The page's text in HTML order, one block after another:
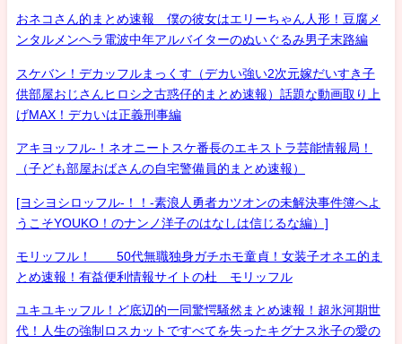
おネコさん的まとめ速報 僕の彼女はエリーちゃん人形！豆腐メ
ンタルメンヘラ電波中年アルバイターのぬいぐるみ男子末路編
スケバン！デカッフルまっくす（デカい強い2次元嫁だいすき子
供部屋おじさんヒロシ之古惑仔的まとめ速報）話題な動画取り上
げMAX！デカいは正義刑事編
アキヨッフル-！ネオニートスケ番長のエキストラ芸能情報局！
（子ども部屋おばさんの自宅警備員的まとめ速報）
[ヨシヨシロッフル-！！-素浪人勇者カツオンの未解決事件簿へよ
うこそYOUKO！のナンノ洋子のはなしは信じるな編）]
モリッフル！ 50代無職独身ガチホモ童貞！女装子オネエ的ま
とめ速報！有益便利情報サイトの杜 モリッフル
ユキユキッフル！ど底辺的一同驚愕騒然まとめ速報！超氷河期世
代！人生の強制ロスカットですべてを失ったキグナス氷子の愛の